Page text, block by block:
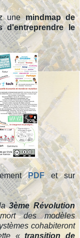
unemindmap de
d'entreprendre le
PDFet sur
3ème Révolution
des modèles
cohabiteront
«transition de